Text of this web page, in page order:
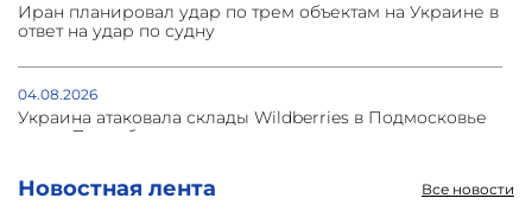
Новостная лента Все новости
Иран планировал удар по трем объектам на Украине в
ответ на удар по судну
04.08.2026
Украина атаковала склады Wildberries в Подмосковье
и под Петербургом
03.08.2026